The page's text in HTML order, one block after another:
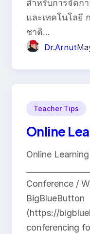
สำหรับการจัดก
และเทคโนโลยี
ชาติ…
Dr.Arnut
Teacher Tips
Online
Online
Conference /
BigBlueButton
(https://
conferencing